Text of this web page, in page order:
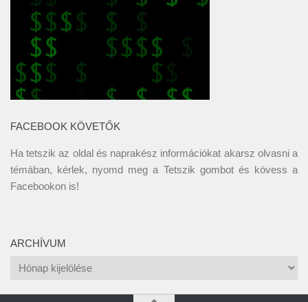
FACEBOOK KÖVETŐK
Ha tetszik az oldal és naprakész információkat akarsz olvasni a
témában, kérlek, nyomd meg a Tetszik gombot és kövess a
Facebookon is!
ARCHÍVUM
Archívum